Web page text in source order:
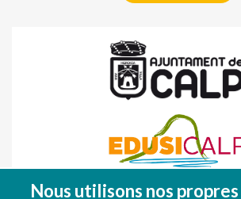
Nous utilisons nos